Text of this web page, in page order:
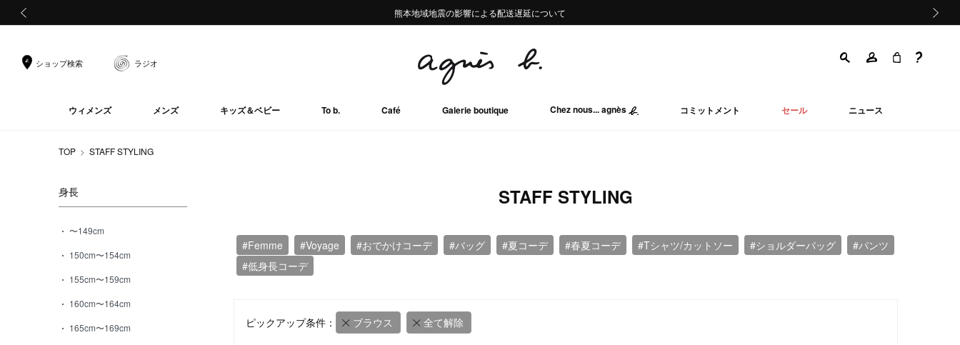
熊本地域地震の影響による配送遅延について
Summer Sale 2buy10%OFF!!
熊本地域地震の影響による配送遅延について
Summer Sale 2buy10%OFF!!
ショップ検索 ラジオ
ウィメンズ メンズ キッズ＆ベビー To b. Café Galerie boutique Chez nous... agnès コミットメント セール ニュース
TOP STAFF STYLING
身長
〜149cm
150cm〜154cm
155cm〜159cm
160cm〜164cm
165cm〜169cm
STAFF STYLING
#Femme #Voyage #おでかけコーデ #バッグ #夏コーデ #春夏コーデ #Tシャツ/カットソー #ショルダーバッグ
#パンツ
#低身長コーデ
ピックアップ条件： ブラウス 全て解除